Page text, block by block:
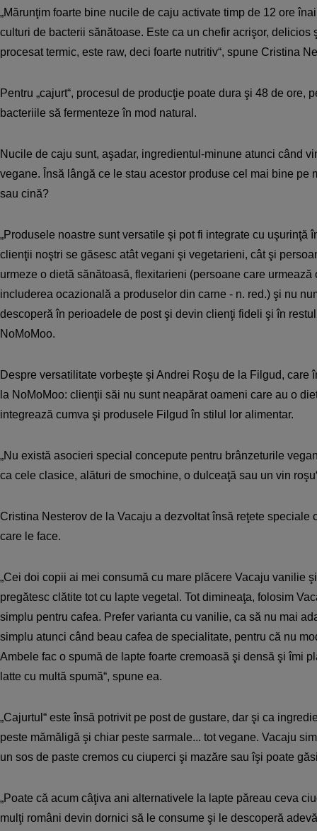
„Mărunţim foarte bine nucile de caju activate timp de 12 ore
culturi de bacterii sănătoase. Este ca un chefir acrişor, delicios
procesat termic, este raw, deci foarte nutritiv“, spune Cristina
Pentru „cajurt“, procesul de producţie poate dura şi 48 de ore,
bacteriile să fermenteze în mod natural.
Nucile de caju sunt, aşadar, ingredientul-minune atunci când
vegane. Însă lângă ce le stau acestor produse cel mai bine pe
sau cină?
„Produsele noastre sunt versatile şi pot fi integrate cu uşurinţă
clienţii noştri se găsesc atât vegani şi vegetarieni, cât şi
urmeze o dietă sănătoasă, flexitarieni (persoane care
includerea ocazională a produselor din carne - n. red.) şi nu
descoperă în perioadele de post şi devin clienţi fideli şi în
NoMoMoo.
Despre versatilitate vorbeşte şi Andrei Roşu de la Filgud, care
la NoMoMoo: clienţii săi nu sunt neapărat oameni care au o
integrează cumva şi produsele Filgud în stilul lor alimentar.
„Nu există asocieri special concepute pentru brânzeturile
ca cele clasice, alături de smochine, o dulceaţă sau un vin
Cristina Nesterov de la Vacaju a dezvoltat însă reţete speciale
care le face.
„Cei doi copii ai mei consumă cu mare plăcere Vacaju vanilie
pregătesc clătite tot cu lapte vegetal. Tot dimineaţa, folosim
simplu pentru cafea. Prefer varianta cu vanilie, ca să nu mai
simplu atunci când beau cafea de specialitate, pentru că nu
Ambele fac o spumă de lapte foarte cremoasă şi densă şi îmi
latte cu multă spumă“, spune ea.
„Cajurtul“ este însă potrivit pe post de gustare, dar şi ca
peste mămăligă şi chiar peste sarmale... tot vegane. Vacaju
un sos de paste cremos cu ciuperci şi mazăre sau îşi poate
„Poate că acum câţiva ani alternativele la lapte păreau ceva
mulţi români devin dornici să le consume şi le descoperă